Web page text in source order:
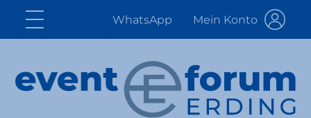
WhatsApp Mein Konto